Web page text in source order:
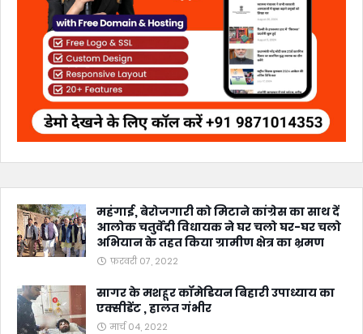
महंगाई, बेरोजगारी को मिटाने कांग्रेस का साथ दें
आलोक चतुर्वेदी विधायक ने घर चलो घर-घर चलो
अभियान के तहत किया ग्रामीण क्षेत्र का भ्रमण
फ़रवरी 07, 2022
सागर के मशहूर कॉमेडियन बिहारी उपाध्याय का
एक्सीडेंट , हालत गंभीर
मार्च 04, 2022